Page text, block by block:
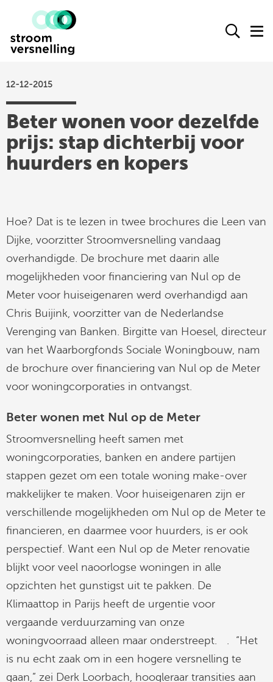
Stroomversnelling
agenda
kennisproducten
leden
contact
Stroomversnelling
op
linkedin
12-12-2015
Beter wonen voor dezelfde
prijs: stap dichterbij voor
huurders en kopers
Hoe? Dat is te lezen in twee brochures die Leen van
Dijke, voorzitter Stroomversnelling vandaag
overhandigde. De brochure met daarin alle
mogelijkheden voor financiering van Nul op de
Meter voor huiseigenaren werd overhandigd aan
Chris Buijink, voorzitter van de Nederlandse
Verenging van Banken. Birgitte van Hoesel, directeur
van het Waarborgfonds Sociale Woningbouw, nam
de brochure over financiering van Nul op de Meter
voor woningcorporaties in ontvangst.
Beter wonen met Nul op de Meter
Stroomversnelling heeft samen met
woningcorporaties, banken en andere partijen
stappen gezet om een totale woning make-over
makkelijker te maken. Voor huiseigenaren zijn er
verschillende mogelijkheden om Nul op de Meter te
financieren, en daarmee voor huurders, is er ook
perspectief. Want een Nul op de Meter renovatie
blijkt voor veel naoorlogse woningen in alle
opzichten het gunstigst uit te pakken. De
Klimaattop in Parijs heeft de urgentie voor
vergaande verduurzaming van onze
woningvoorraad alleen maar onderstreept. . “Het
is nu echt zaak om in een hogere versnelling te
gaan,” zei Derk Loorbach, hoogleraar transities aan